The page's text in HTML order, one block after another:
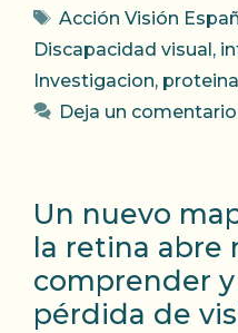
Etiquetas
Acción Visión
Discapacidad visual ,
Investigacion,
Deja un comentario
Un nuevo
la retina abre
comprender
pérdida de